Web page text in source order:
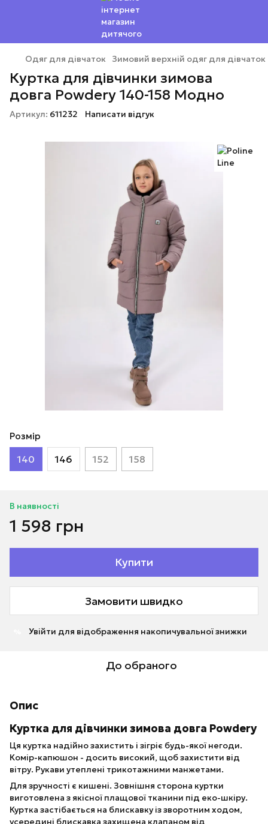
Одяг для дівчаток Зимовий верхній одяг для дівчаток
Куртка для дівчинки зимова
довга Powdery 140-158 Модно
Артикул: 611232 Написати відгук
Розмір
140 146 152 158
В наявності
1 598 грн
Купити
Замовити швидко
Увійти для відображення накопичувальної знижки
До обраного
Опис
Куртка для дівчинки зимова довга Powdery
Ця куртка надійно захистить і зігріє будь-якої негоди.
Комір-капюшон - досить високий, щоб захистити від
вітру. Рукави утеплені трикотажними манжетами.
Для зручності є кишені. Зовнішня сторона куртки
виготовлена ​​з якісної плащової тканини під еко-шкіру.
Куртка застібається на блискавку із зворотним ходом,
усередині блискавка захищена клапаном від